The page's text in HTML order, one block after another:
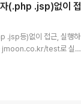
크래프트 서버를 올렸으
) 라즈베리파이3 OS 종
로 마음먹고, 제일 먼저
용할 것인가? 였다.기존에
탑), 우분투(마테), 서버
베리파이 전용 Raspian,
자(.php .jsp)없이 접
.jsp등)없이 접근, 실행하
test로 실행
Multi